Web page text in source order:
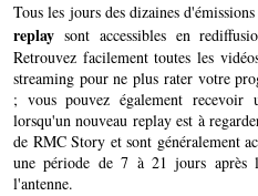
Tous les jours des dizaines
replay sont accessibles en
Retrouvez facilement toutes les
streaming pour ne plus rater votre
; vous pouvez également recevoir
lorsqu'un nouveau replay est à
de RMC Story et sont généralement
une période de 7 à 21 jours après
l'antenne.